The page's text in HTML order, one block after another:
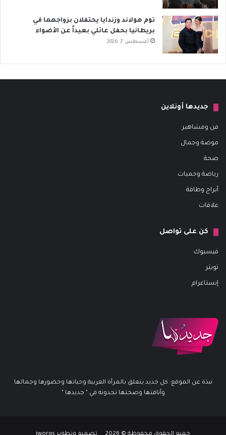
توم هولاند وزندايا يحتفلان بزواجهما في
بريطانيا بحفل عائلي بعيداً عن الأضواء
أغسطس 7, 2026
جديدها أونلاين
فن ومشاهير
موضة وجمال
صحة
رياضة وحميات
أبراج وطاقة
علاقات
كن على تواصل
فيسبوك
تويتر
إنستاغرام
نبذة عن الموقع: كل جديد يتعلق بالمرأة العربية وحياتها وحضورها وجمالها
وأناقتها وصحتها تجدونه في " جديدها "